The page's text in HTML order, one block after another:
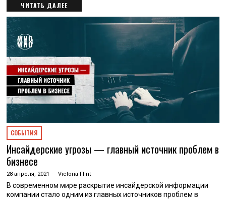
ЧИТАТЬ ДАЛЕЕ
СОБЫТИЯ
Инсайдерские угрозы — главный источник проблем в
бизнесе
28 апреля, 2021 Victoria Flint
В современном мире раскрытие инсайдерской информации
компании стало одним из главных источников проблем в